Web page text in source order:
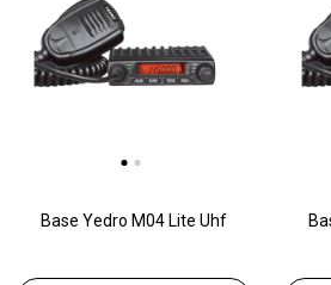
Base Yedro M04 Lite Uhf